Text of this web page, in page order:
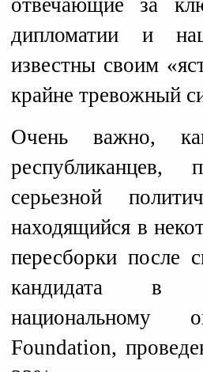
отвечающие за
дипломатии и
известны своим
крайне тревожный
Очень важно,
республиканцев,
серьезной
находящийся в
пересборки после
кандидата в
национальному
Foundation,